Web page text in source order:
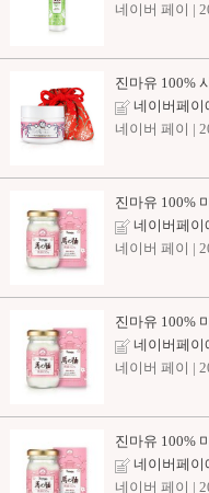
네이버 페이 |
진마유 100%
네이버페이
네이버 페이 |
진마유 100%
네이버페이
네이버 페이 |
진마유 100%
네이버페이
네이버 페이 |
진마유 100%
네이버페이
네이버 페이 |